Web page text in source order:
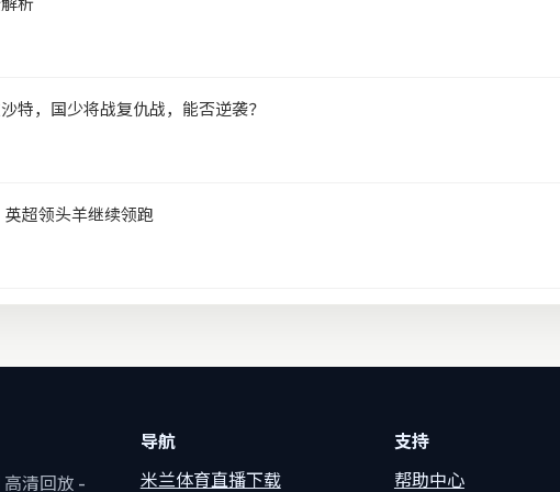
特，国少将战复仇战，能否逆袭？
超领头羊继续领跑
高清回放 -
导航
米兰体育直播下载
支持
帮助中心